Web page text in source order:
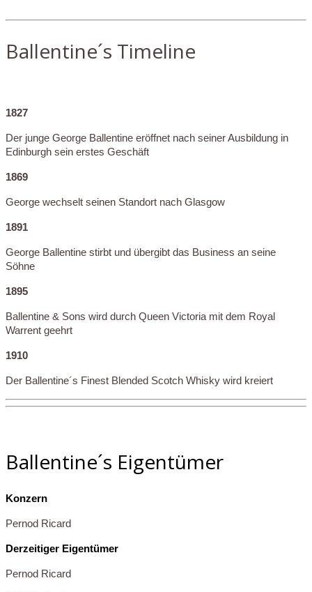
Ballentine´s Timeline
1827
Der junge George Ballentine eröffnet nach seiner Ausbildung in
Edinburgh sein erstes Geschäft
1869
George wechselt seinen Standort nach Glasgow
1891
George Ballentine stirbt und übergibt das Business an seine
Söhne
1895
Ballentine & Sons wird durch Queen Victoria mit dem Royal
Warrent geehrt
1910
Der Ballentine´s Finest Blended Scotch Whisky wird kreiert
Ballentine´s Eigentümer
Konzern
Pernod Ricard
Derzeitiger Eigentümer
Pernod Ricard